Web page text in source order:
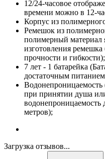
12/24-часовое
времени можно в 12-
Корпус из
Ремешок из
полимерный материал
изготовления ремешка
прочности и гибкости);
7 лет - 1 батарейка
достаточным
при принятии душа
водонепроницаемость
метров);
Загрузка отзывов...